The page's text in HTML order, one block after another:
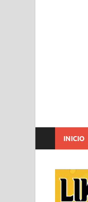
INICIO